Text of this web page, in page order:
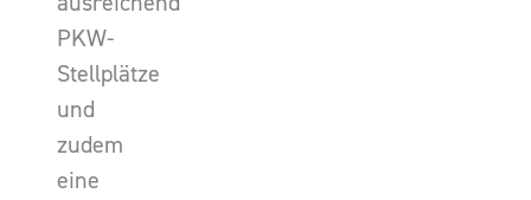
PKW-
Stellplätze
und
zudem
eine